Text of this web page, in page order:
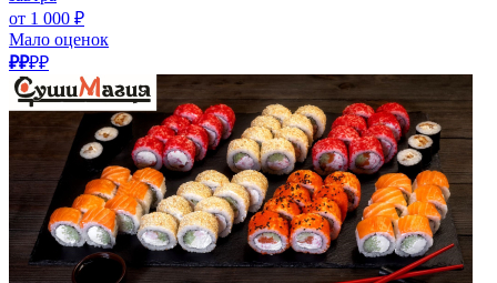
от 1 000 ₽
Мало оценок
₽₽₽₽